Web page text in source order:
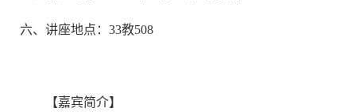
六、 讲座地点：33教508
【嘉宾简介】